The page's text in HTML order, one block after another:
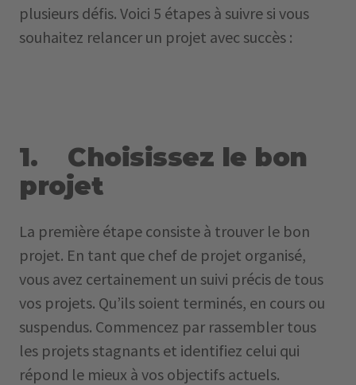
plusieurs défis. Voici 5 étapes à suivre si vous
souhaitez relancer un projet avec succès :
1. Choisissez le bon
projet
La première étape consiste à trouver le bon
projet. En tant que chef de projet organisé,
vous avez certainement un suivi précis de tous
vos projets. Qu’ils soient terminés, en cours ou
suspendus. Commencez par rassembler tous
les projets stagnants et identifiez celui qui
répond le mieux à vos objectifs actuels.